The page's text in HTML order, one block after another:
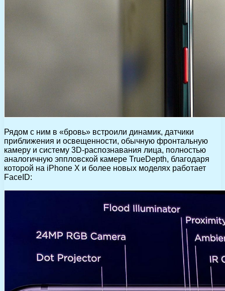
Рядом с ним в «бровь» встроили динамик, датчики
приближения и освещенности, обычную фронтальную
камеру и систему 3D-распознавания лица, полностью
аналогичную эппловской камере TrueDepth, благодаря
которой на iPhone X и более новых моделях работает
FaceID: